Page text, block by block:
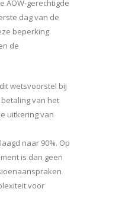
AOW-gerechtigde
dag van de
beperking
de
wetsvoorstel bij
van het
uitkering van
naar 90%. Op
is dan geen
voor